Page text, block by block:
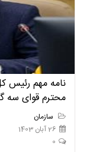
نامه مهم رئیس
محترم قوای سه
سازمان
26 آبان 1403
0